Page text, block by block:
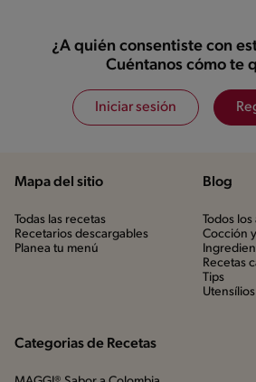
¿A quién consentiste con
Cuéntanos cómo te
Iniciar sesión
Mapa del sitio
Todas las recetas
Recetarios descargables
Planea tu menú
Blog
Todos
Cocción
Recetas
Tips
Utensílios
Categorias de Recetas